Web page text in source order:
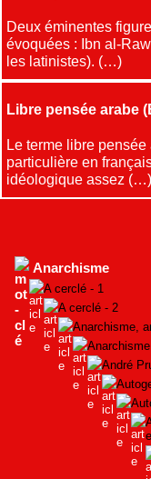
Deux éminentes
évoquées : Ibn al-
les latinistes). (…)
Libre pensée arabe
Le terme libre
particulière en
idéologique assez (…)
Anarchisme
A cerclé - 1
A cerclé - 2
Anarchisme,
André